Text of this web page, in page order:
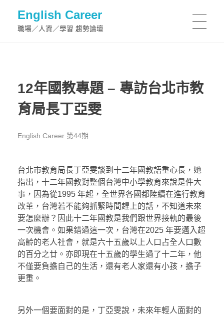
English Career
職場／人資／學習 趨勢論壇
12年國教專題 – 專訪台北市教
育局長丁亞雯
English Career 第44期
台北市教育局長丁亞雯談到十二年國教語重心長，她
指出，十二年國教對整個台灣中小學教育來說是件大
事，因為從1995 年起，全世界各國都陸續在進行教育
改革，台灣若不能夠抓緊時間趕上的話，不知道未來
要怎麼辦？因此十二年國教是我們跟世界接軌的最後
一次機會。如果錯過這一次，台灣在2025 年要邁入超
高齡的老人社會，就是六十五歲以上人口占全人口數
的百分之廿。亦即現在十五歲的學生過了十二年，他
不僅要負擔自己的生活，還有老人家還有小孩，擔子
更重。
另外一個要面對的是，丁亞雯說，未來年輕人面對的